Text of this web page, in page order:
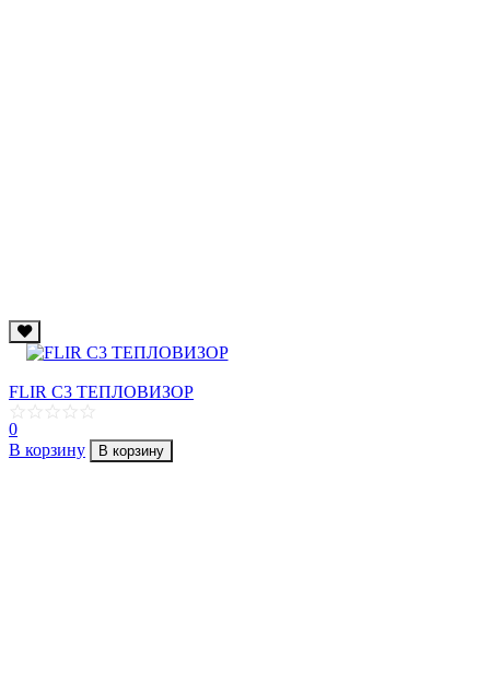
FLIR C3 ТЕПЛОВИЗОР
0
В корзину
В корзину